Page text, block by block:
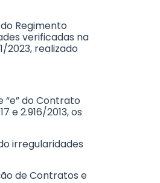
Regimento
verificadas na
2023, realizado
“e” do Contrato
e 2.916/2013, os
irregularidades
de Contratos e